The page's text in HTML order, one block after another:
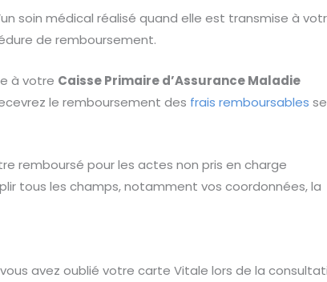
soin médical réalisé quand elle est transmise à
de remboursement.
à votre Caisse Primaire d’Assurance Maladie
le remboursement des frais remboursables
remboursé pour les actes non pris en charge
tous les champs, notamment vos coordonnées, la
avez oublié votre carte Vitale lors de la